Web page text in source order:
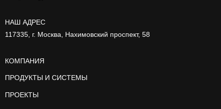
НАШ АДРЕС
117335, г. Москва, Нахимовский проспект, 58
КОМПАНИЯ
ПРОДУКТЫ И СИСТЕМЫ
ПРОЕКТЫ